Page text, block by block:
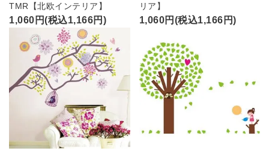
TMR【北欧インテリア】
1,060円(税込1,166円)
リア】
1,060円(税込1,166円)